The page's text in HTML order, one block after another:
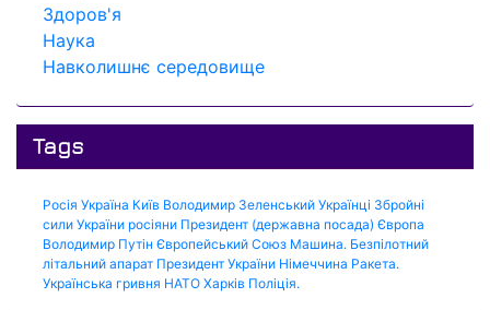
Здоров'я
Наука
Навколишнє середовище
Tags
Росія Україна Київ Володимир Зеленський Українці Збройні
сили України росіяни Президент (державна посада) Європа
Володимир Путін Європейський Союз Машина. Безпілотний
літальний апарат Президент України Німеччина Ракета.
Українська гривня НАТО Харків Поліція.